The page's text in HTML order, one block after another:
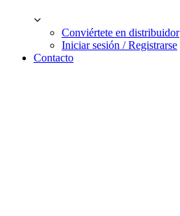
Conviértete en distribuidor
Iniciar sesión / Registrarse
Contacto